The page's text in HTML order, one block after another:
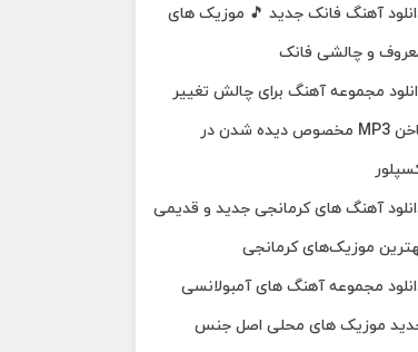
آهنگ فانک جدید 🎵 موزیک‌ های
و چالشی فانک
مجموعه آهنگ برای چالش تغییر
ناخن MP3 مخصوص دیده شدن در
آهنگ‌ های کرمانجی جدید و قدیمی
موزیک‌های کرمانجی
مجموعه آهنگ های آمبولانسی
موزیک های محلی اصل جنس